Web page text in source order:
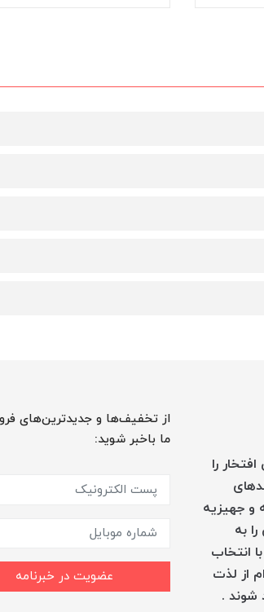
را
و جهیزیه
به
انتخاب
از لذت
شوند .
از تخفیف‌ها و جدیدترین‌های
ما باخبر شوید:
عضویت در خبرنامه